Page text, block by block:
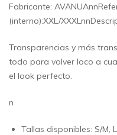
Fabricante:
(interno):XXL/
Transparencias y más
todo para volver loco a
el look perfecto.
n
Tallas disponibles: S/M,